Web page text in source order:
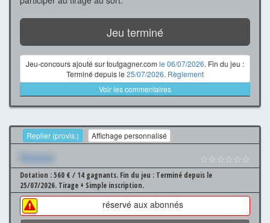
Jeu terminé
Jeu-concours ajouté sur toutgagner.com le 06/07/2026. Fin du jeu :
Terminé depuis le 25/07/2026. Règlement
Voir les commentaires
Replier (provis.) Affichage personnalisé
Xxxxxxx ☆☆☆☆☆☆
Dotation : 560 € / 14 gagnants. Fin du jeu : Terminé depuis le
25/07/2026. Tirage + Simple inscription.
réservé aux abonnés